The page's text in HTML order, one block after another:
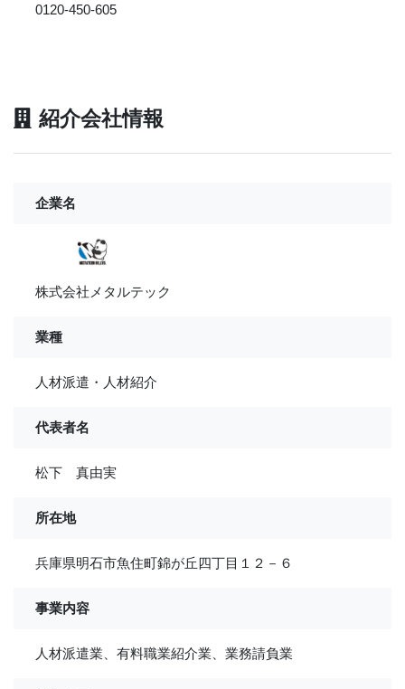
0120-450-605
紹介会社情報
企業名
株式会社メタルテック
業種
人材派遣・人材紹介
代表者名
松下 真由実
所在地
兵庫県明石市魚住町錦が丘四丁目１２－６
事業内容
人材派遣業、有料職業紹介業、業務請負業